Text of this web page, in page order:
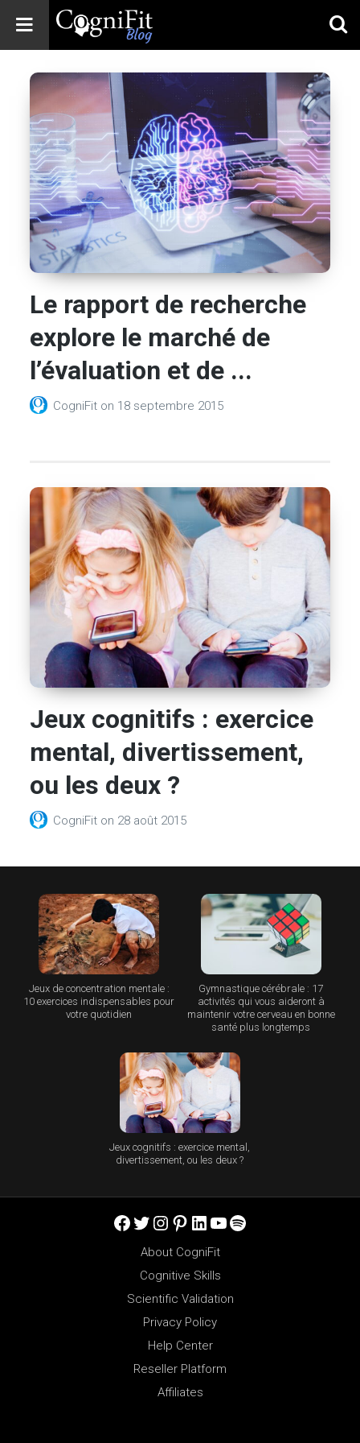
Blog: Brain
Health
News
Brain Training,
Mental Health, and
Wellness
Le rapport de recherche
explore le marché de
l’évaluation et de ...
CogniFit on 18 septembre 2015
Jeux cognitifs : exercice
mental, divertissement,
ou les deux ?
CogniFit on 28 août 2015
Jeux de concentration mentale :
10 exercices indispensables pour
votre quotidien
Gymnastique cérébrale : 17
activités qui vous aideront à
maintenir votre cerveau en bonne
santé plus longtemps
Jeux cognitifs : exercice mental,
divertissement, ou les deux ?
Facebook
Twitter
Instagram
Pinterest
LinkedIn
YouTube
Spotify
About CogniFit
Cognitive Skills
Scientific Validation
Privacy Policy
Help Center
Reseller Platform
Affiliates